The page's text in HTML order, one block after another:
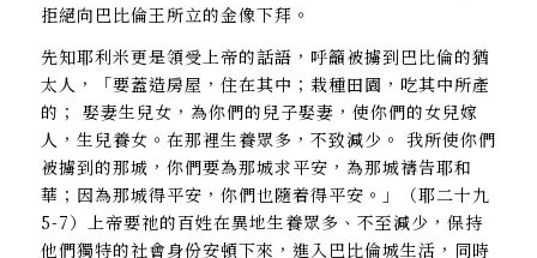
拒絕向巴比倫王所立的金像下拜。
先知耶利米更是領受上帝的話語，呼籲被擄到巴比倫的猶
太人，「要蓋造房屋，住在其中；栽種田園，吃其中所產
的； 娶妻生兒女，為你們的兒子娶妻，使你們的女兒嫁
人，生兒養女。在那裡生養眾多，不致減少。 我所使你們
被擄到的那城，你們要為那城求平安，為那城禱告耶和
華；因為那城得平安，你們也隨着得平安。」（耶二十九
5-7）上帝要祂的百姓在異地生養眾多、不至減少，保持
他們獨特的社會身份安頓下來，進入巴比倫城生活，同時